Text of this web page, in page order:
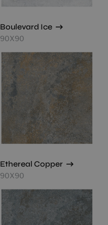
Boulevard Ice
90X90
Ethereal Copper
90X90